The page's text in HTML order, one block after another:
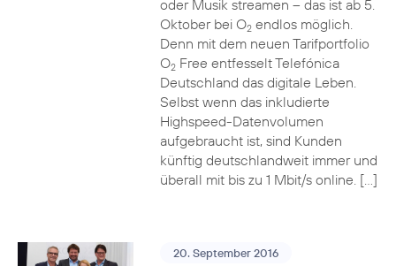
oder Musik streamen – das ist ab 5.
Oktober bei O2endlos möglich.
Denn mit dem neuen Tarifportfolio
O2Free entfesselt Telefónica
Deutschland das digitale Leben.
Selbst wenn das inkludierte
Highspeed-Datenvolumen
aufgebraucht ist, sind Kunden
künftig deutschlandweit immer und
überall mit bis zu 1 Mbit/s online. […]
20. September 2016